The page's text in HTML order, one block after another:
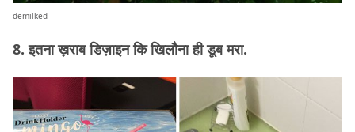
demilked
8. इतना ख़राब डिज़ाइन कि खिलौना ही डूब मरा.